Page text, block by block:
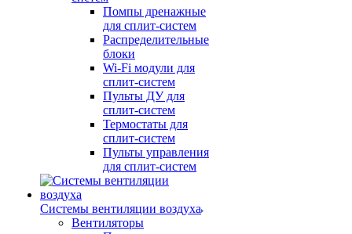
Помпы дренажные
для сплит-систем
Распределительные
блоки
Wi-Fi модули для
сплит-систем
Пульты ДУ для
сплит-систем
Термостаты для
сплит-систем
Пульты управления
для сплит-систем
Системы вентиляции воздуха
Вентиляторы